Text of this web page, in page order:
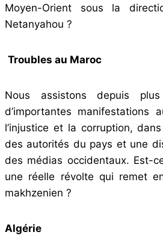
Moyen-Orient sous la
Netanyahou ?
Troubles au Maroc
Nous assistons depuis
d’importantes manifestations
l’injustice et la corruption,
des autorités du pays et une
des médias occidentaux. Est-
une réelle révolte qui remet
makhzenien ?
Algérie